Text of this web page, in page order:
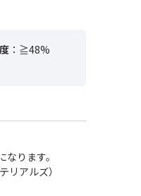
：≧48%
ります。
アルズ）